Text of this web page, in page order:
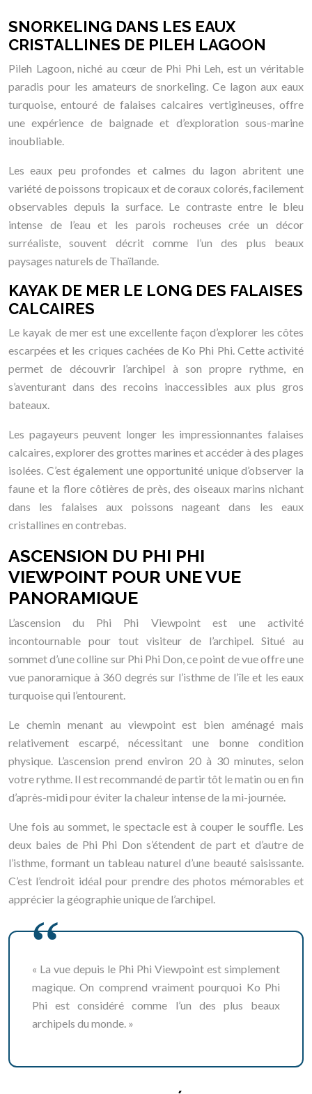
SNORKELING DANS LES EAUX
CRISTALLINES DE PILEH LAGOON
Pileh Lagoon, niché au cœur de Phi Phi Leh, est un véritable
paradis pour les amateurs de snorkeling. Ce lagon aux eaux
turquoise, entouré de falaises calcaires vertigineuses, offre
une expérience de baignade et d’exploration sous-marine
inoubliable.
Les eaux peu profondes et calmes du lagon abritent une
variété de poissons tropicaux et de coraux colorés, facilement
observables depuis la surface. Le contraste entre le bleu
intense de l’eau et les parois rocheuses crée un décor
surréaliste, souvent décrit comme l’un des plus beaux
paysages naturels de Thaïlande.
KAYAK DE MER LE LONG DES FALAISES
CALCAIRES
Le kayak de mer est une excellente façon d’explorer les côtes
escarpées et les criques cachées de Ko Phi Phi. Cette activité
permet de découvrir l’archipel à son propre rythme, en
s’aventurant dans des recoins inaccessibles aux plus gros
bateaux.
Les pagayeurs peuvent longer les impressionnantes falaises
calcaires, explorer des grottes marines et accéder à des plages
isolées. C’est également une opportunité unique d’observer la
faune et la flore côtières de près, des oiseaux marins nichant
dans les falaises aux poissons nageant dans les eaux
cristallines en contrebas.
ASCENSION DU PHI PHI
VIEWPOINT POUR UNE VUE
PANORAMIQUE
L’ascension du Phi Phi Viewpoint est une activité
incontournable pour tout visiteur de l’archipel. Situé au
sommet d’une colline sur Phi Phi Don, ce point de vue offre une
vue panoramique à 360 degrés sur l’isthme de l’île et les eaux
turquoise qui l’entourent.
Le chemin menant au viewpoint est bien aménagé mais
relativement escarpé, nécessitant une bonne condition
physique. L’ascension prend environ 20 à 30 minutes, selon
votre rythme. Il est recommandé de partir tôt le matin ou en fin
d’après-midi pour éviter la chaleur intense de la mi-journée.
Une fois au sommet, le spectacle est à couper le souffle. Les
deux baies de Phi Phi Don s’étendent de part et d’autre de
l’isthme, formant un tableau naturel d’une beauté saisissante.
C’est l’endroit idéal pour prendre des photos mémorables et
apprécier la géographie unique de l’archipel.
« La vue depuis le Phi Phi Viewpoint est simplement
magique. On comprend vraiment pourquoi Ko Phi
Phi est considéré comme l’un des plus beaux
archipels du monde. »